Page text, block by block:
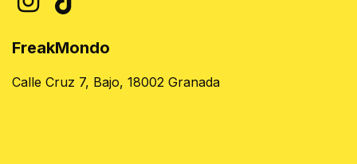
FreakMondo
Calle Cruz 7, Bajo, 18002 Granada